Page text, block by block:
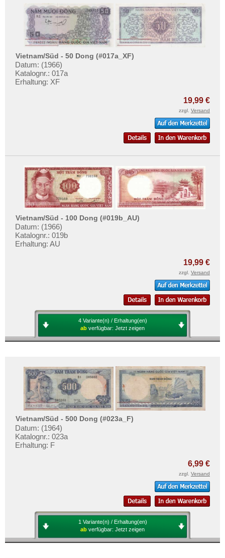
Vietnam/Süd - 50 Dong (#017a_XF)
Datum: (1966)
Katalognr.: 017a
Erhaltung: XF
19,99 €
zzgl. Versand
Vietnam/Süd - 100 Dong (#019b_AU)
Datum: (1966)
Katalognr.: 019b
Erhaltung: AU
19,99 €
zzgl. Versand
4 Variante(n) / Erhaltung(en)
ab verfügbar: Jetzt zeigen
Vietnam/Süd - 500 Dong (#023a_F)
Datum: (1964)
Katalognr.: 023a
Erhaltung: F
6,99 €
zzgl. Versand
1 Variante(n) / Erhaltung(en)
ab verfügbar: Jetzt zeigen